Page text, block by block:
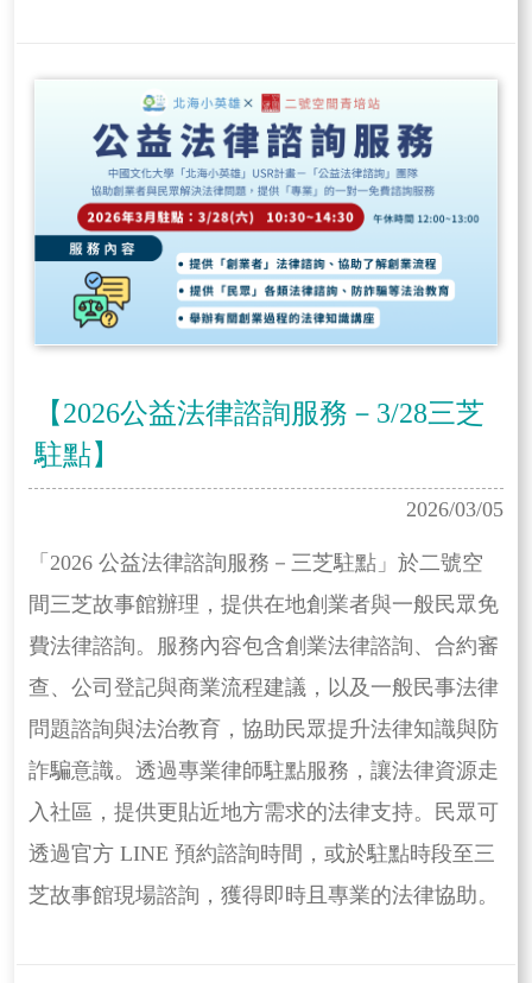
【2026公益法律諮詢服務－3/28三芝
駐點】
2026/03/05
「2026 公益法律諮詢服務－三芝駐點」於二號空
間三芝故事館辦理，提供在地創業者與一般民眾免
費法律諮詢。服務內容包含創業法律諮詢、合約審
查、公司登記與商業流程建議，以及一般民事法律
問題諮詢與法治教育，協助民眾提升法律知識與防
詐騙意識。透過專業律師駐點服務，讓法律資源走
入社區，提供更貼近地方需求的法律支持。民眾可
透過官方 LINE 預約諮詢時間，或於駐點時段至三
芝故事館現場諮詢，獲得即時且專業的法律協助。